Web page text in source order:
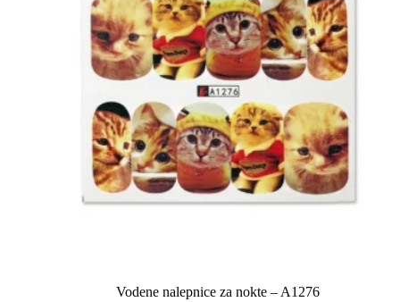
Vodene nalepnice za nokte – A1276